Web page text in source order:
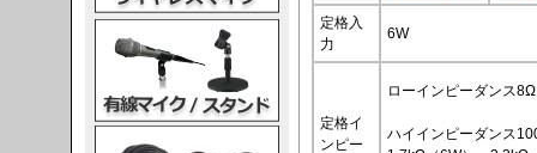
定格入
力
6W
定格イ
ンピー
ローインピーダンス
ハイインピーダンス